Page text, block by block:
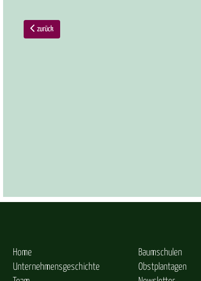
zurück
Home
Unternehmensgeschichte
Baumschulen
Obstplantagen